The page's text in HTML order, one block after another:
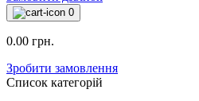
0
0.00 грн.
Зробити замовлення
Список категорій